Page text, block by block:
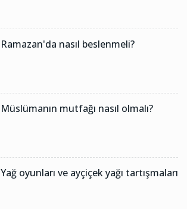
Ramazan'da nasıl beslenmeli?
Müslümanın mutfağı nasıl olmalı?
Yağ oyunları ve ayçiçek yağı tartışmaları